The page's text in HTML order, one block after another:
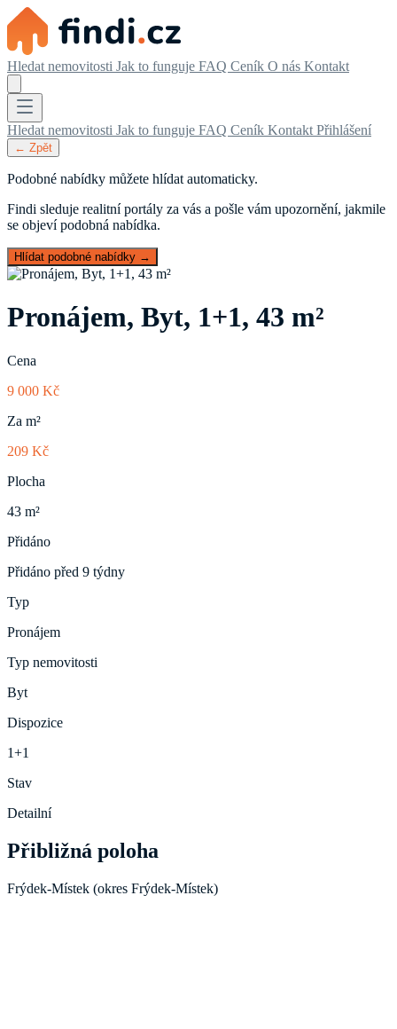
Hledat nemovitosti Jak to funguje FAQ Ceník O nás Kontakt
Hledat nemovitosti Jak to funguje FAQ Ceník Kontakt Přihlášení
← Zpět
Podobné nabídky můžete hlídat automaticky.
Findi sleduje realitní portály za vás a pošle vám upozornění, jakmile
se objeví podobná nabídka.
Hlídat podobné nabídky →
Pronájem, Byt, 1+1, 43 m²
Cena
9 000 Kč
Za m²
209 Kč
Plocha
43 m²
Přidáno
Přidáno před 9 týdny
Typ
Pronájem
Typ nemovitosti
Byt
Dispozice
1+1
Stav
Detailní
Přibližná poloha
Frýdek-Místek (okres Frýdek-Místek)